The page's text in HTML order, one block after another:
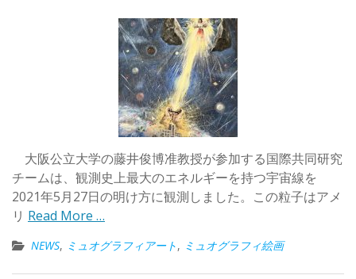
大阪公立大学の藤井俊博准教授が参加する国際共同研究
チームは、観測史上最大のエネルギーを持つ宇宙線を
2021年5月27日の明け方に観測しました。この粒子はアメ
リ Read More …
NEWS, ミュオグラフィアート, ミュオグラフィ絵画